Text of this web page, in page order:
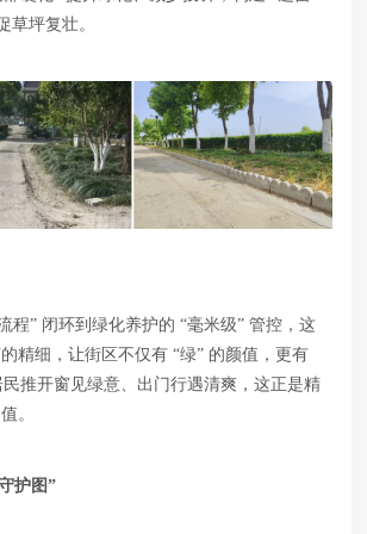
草坪复壮。
程” 闭环到绿化养护的 “毫米级” 管控，这
精细，让街区不仅有 “绿” 的颜值，更有
民推开窗见绿意、出门行遇清爽，这正是精
。
护图”